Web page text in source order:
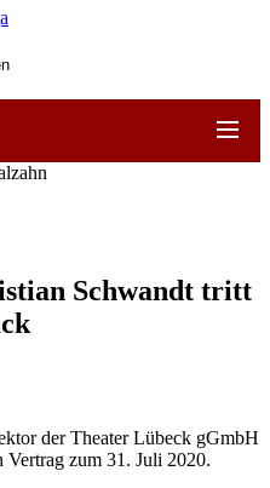
Schwandt tritt
der Theater Lübeck gGmbH
zum 31. Juli 2020.